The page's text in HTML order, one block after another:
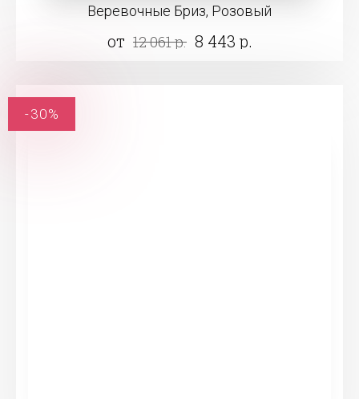
Веревочные Бриз, Розовый
от 12 061 р. 8 443 р.
-30%